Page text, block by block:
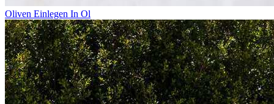
Oliven Einlegen In Ol